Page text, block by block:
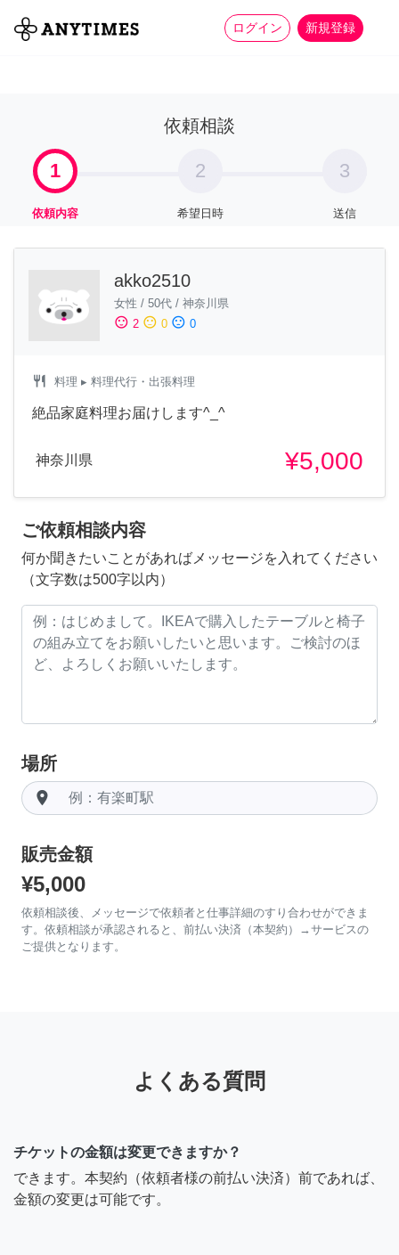
ログイン 新規登録
全て 家事 more_horiz
依頼相談
1
依頼内容
2
希望日時
3
送信
akko2510
女性 / 50代 / 神奈川県
sentiment_satisfied 2 sentiment_neutral 0 sentiment_dissatisfied 0
restaurant 料理 ▸ 料理代行・出張料理
絶品家庭料理お届けします^_^
神奈川県 ¥5,000
ご依頼相談内容
何か聞きたいことがあればメッセージを入れてください
（文字数は500字以内）
場所
room
販売金額
¥5,000
依頼相談後、メッセージで依頼者と仕事詳細のすり合わせができま
す。依頼相談が承認されると、前払い決済（本契約）→サービスの
ご提供となります。
よくある質問
チケットの金額は変更できますか？
できます。本契約（依頼者様の前払い決済）前であれば、
金額の変更は可能です。